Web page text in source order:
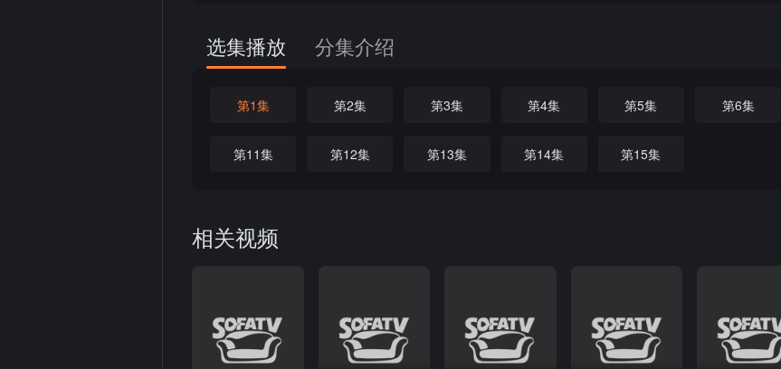
选集播放 分集介绍
第1集 第2集 第3集 第4集 第5集 第6集
第11集 第12集 第13集 第14集 第15集
相关视频